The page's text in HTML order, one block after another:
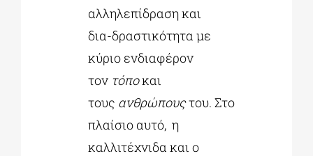
αλληλεπίδραση και
δια-δραστικότητα με
κύριο ενδιαφέρον
τον τόποκαι
τους ανθρώπουςτου. Στο
πλαίσιο αυτό, η
καλλιτέχνιδα και ο